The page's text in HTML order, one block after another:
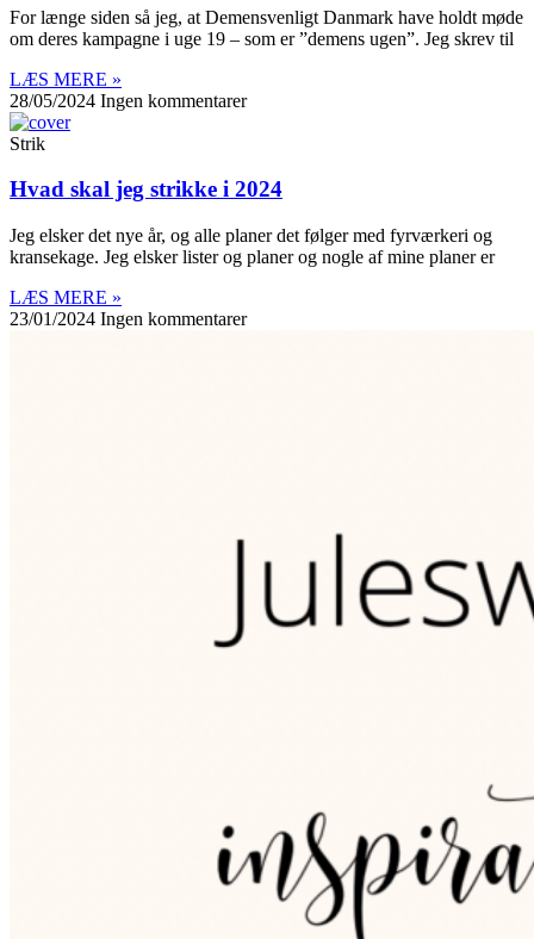
For længe siden så jeg, at Demensvenligt Danmark have holdt møde
om deres kampagne i uge 19 – som er ”demens ugen”. Jeg skrev til
LÆS MERE »
28/05/2024 Ingen kommentarer
Strik
Hvad skal jeg strikke i 2024
Jeg elsker det nye år, og alle planer det følger med fyrværkeri og
kransekage. Jeg elsker lister og planer og nogle af mine planer er
LÆS MERE »
23/01/2024 Ingen kommentarer